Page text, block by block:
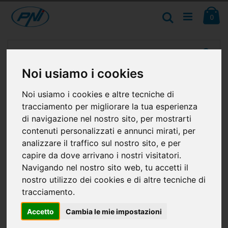
Noi usiamo i cookies
Noi usiamo i cookies e altre tecniche di
tracciamento per migliorare la tua esperienza
di navigazione nel nostro sito, per mostrarti
contenuti personalizzati e annunci mirati, per
analizzare il traffico sul nostro sito, e per
capire da dove arrivano i nostri visitatori.
Navigando nel nostro sito web, tu accetti il
nostro utilizzo dei cookies e di altre tecniche di
tracciamento.
Accetto Cambia le mie impostazioni
Salta
al
contenuto
0
Cerca
galleria
immagini